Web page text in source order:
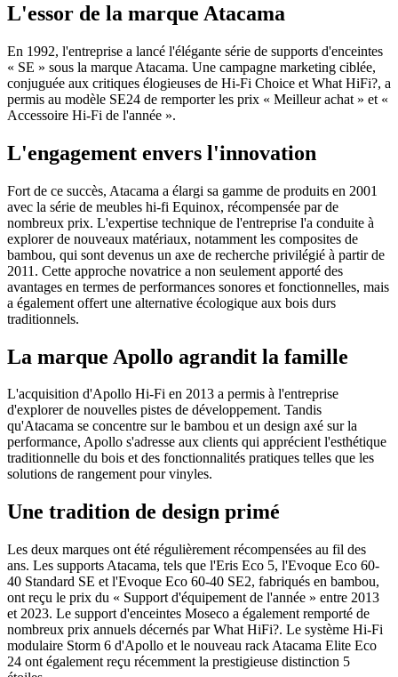
L'essor de la marque Atacama
En 1992, l'entreprise a lancé l'élégante série de supports d'enceintes
« SE » sous la marque Atacama. Une campagne marketing ciblée,
conjuguée aux critiques élogieuses de Hi-Fi Choice et What HiFi?, a
permis au modèle SE24 de remporter les prix « Meilleur achat » et «
Accessoire Hi-Fi de l'année ».
L'engagement envers l'innovation
Fort de ce succès, Atacama a élargi sa gamme de produits en 2001
avec la série de meubles hi-fi Equinox, récompensée par de
nombreux prix. L'expertise technique de l'entreprise l'a conduite à
explorer de nouveaux matériaux, notamment les composites de
bambou, qui sont devenus un axe de recherche privilégié à partir de
2011. Cette approche novatrice a non seulement apporté des
avantages en termes de performances sonores et fonctionnelles, mais
a également offert une alternative écologique aux bois durs
traditionnels.
La marque Apollo agrandit la famille
L'acquisition d'Apollo Hi-Fi en 2013 a permis à l'entreprise
d'explorer de nouvelles pistes de développement. Tandis
qu'Atacama se concentre sur le bambou et un design axé sur la
performance, Apollo s'adresse aux clients qui apprécient l'esthétique
traditionnelle du bois et des fonctionnalités pratiques telles que les
solutions de rangement pour vinyles.
Une tradition de design primé
Les deux marques ont été régulièrement récompensées au fil des
ans. Les supports Atacama, tels que l'Eris Eco 5, l'Evoque Eco 60-
40 Standard SE et l'Evoque Eco 60-40 SE2, fabriqués en bambou,
ont reçu le prix du « Support d'équipement de l'année » entre 2013
et 2023. Le support d'enceintes Moseco a également remporté de
nombreux prix annuels décernés par What HiFi?. Le système Hi-Fi
modulaire Storm 6 d'Apollo et le nouveau rack Atacama Elite Eco
24 ont également reçu récemment la prestigieuse distinction 5